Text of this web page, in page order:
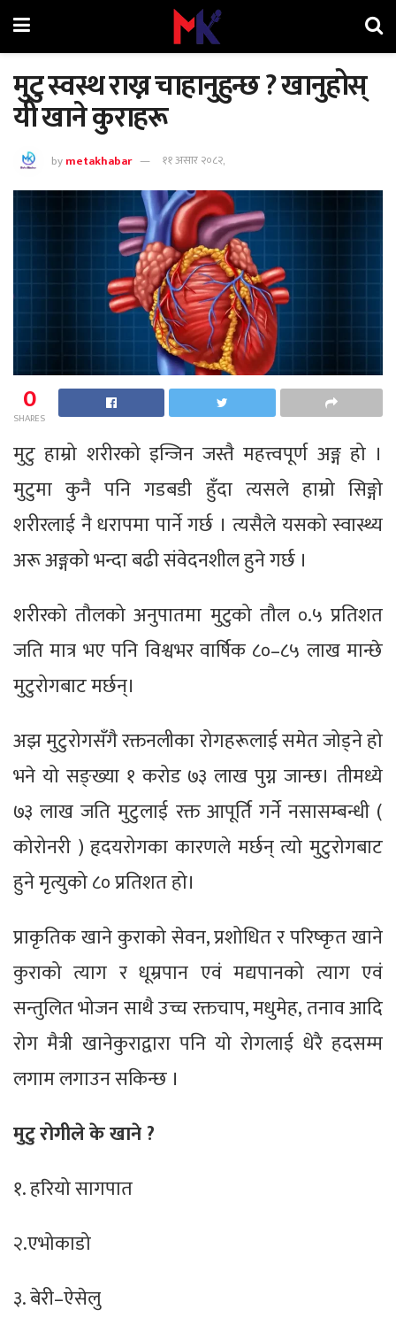
मुटु स्वस्थ राख्न चाहानुहुन्छ ? खानुहोस्
यी खाने कुराहरू
bymetakhabar ११ असार २०८२,
0
SHARES
मुटु हाम्रो शरीरको इन्जिन जस्तै महत्त्वपूर्ण अङ्ग हो ।
मुटुमा कुनै पनि गडबडी हुँदा त्यसले हाम्रो सिङ्गो
शरीरलाई नै धरापमा पार्ने गर्छ । त्यसैले यसको स्वास्थ्य
अरू अङ्गको भन्दा बढी संवेदनशील हुने गर्छ ।
शरीरको तौलको अनुपातमा मुटुको तौल ०.५ प्रतिशत
जति मात्र भए पनि विश्वभर वार्षिक ८०–८५ लाख मान्छे
मुटुरोगबाट मर्छन्।
अझ मुटुरोगसँगै रक्तनलीका रोगहरूलाई समेत जोड्ने हो
भने यो सङ्ख्या १ करोड ७३ लाख पुग्न जान्छ। तीमध्ये
७३ लाख जति मुटुलाई रक्त आपूर्ति गर्ने नसासम्बन्धी (
कोरोनरी ) हृदयरोगका कारणले मर्छन् त्यो मुटुरोगबाट
हुने मृत्युको ८० प्रतिशत हो।
प्राकृतिक खाने कुराको सेवन, प्रशोधित र परिष्कृत खाने
कुराको त्याग र धूम्रपान एवं मद्यपानको त्याग एवं
सन्तुलित भोजन साथै उच्च रक्तचाप, मधुमेह, तनाव आदि
रोग मैत्री खानेकुराद्वारा पनि यो रोगलाई धेरै हदसम्म
लगाम लगाउन सकिन्छ ।
मुटु रोगीले के खाने ?
१. हरियो सागपात
२.एभोकाडो
३. बेरी–ऐसेलु